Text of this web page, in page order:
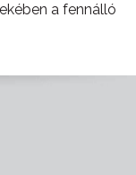
a fennálló